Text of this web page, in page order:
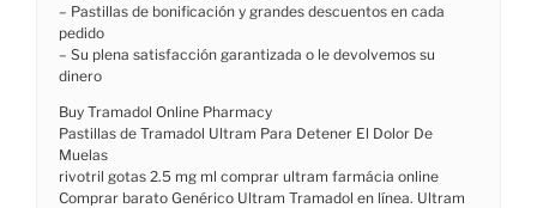
– Pastillas de bonificación y grandes descuentos en cada
pedido
– Su plena satisfacción garantizada o le devolvemos su
dinero
Buy Tramadol Online Pharmacy
Pastillas de Tramadol Ultram Para Detener El Dolor De
Muelas
rivotril gotas 2.5 mg ml comprar ultram farmácia online
Comprar barato Genérico Ultram Tramadol en línea. Ultram